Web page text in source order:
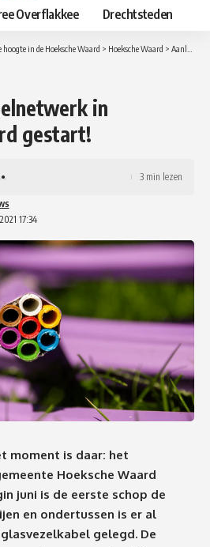
aanpassen
Overflakkee Drechtsteden
hoogte in de Hoeksche Waard > Hoeksche Waard > Aanleg glasvezelnetwerk in Hoeksche Waard gestart!
in
gestart!
17:34
3 min lezen
moment is daar: het
Hoeksche Waard
juni is de eerste schop de
en ondertussen is er al
gelegd. De